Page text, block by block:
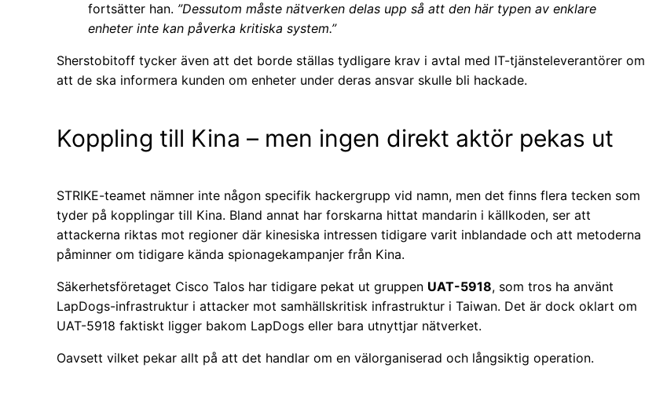
fortsätter han. ”Dessutom måste nätverken delas upp så att den här typen av enklare
enheter inte kan påverka kritiska system.”
Sherstobitoff tycker även att det borde ställas tydligare krav i avtal med IT-tjänsteleverantörer om
att de ska informera kunden om enheter under deras ansvar skulle bli hackade.
Koppling till Kina – men ingen direkt aktör pekas ut
STRIKE-teamet nämner inte någon specifik hackergrupp vid namn, men det finns flera tecken som
tyder på kopplingar till Kina. Bland annat har forskarna hittat mandarin i källkoden, ser att
attackerna riktas mot regioner där kinesiska intressen tidigare varit inblandade och att metoderna
påminner om tidigare kända spionagekampanjer från Kina.
Säkerhetsföretaget Cisco Talos har tidigare pekat ut gruppen UAT-5918, som tros ha använt
LapDogs-infrastruktur i attacker mot samhällskritisk infrastruktur i Taiwan. Det är dock oklart om
UAT-5918 faktiskt ligger bakom LapDogs eller bara utnyttjar nätverket.
Oavsett vilket pekar allt på att det handlar om en välorganiserad och långsiktig operation.